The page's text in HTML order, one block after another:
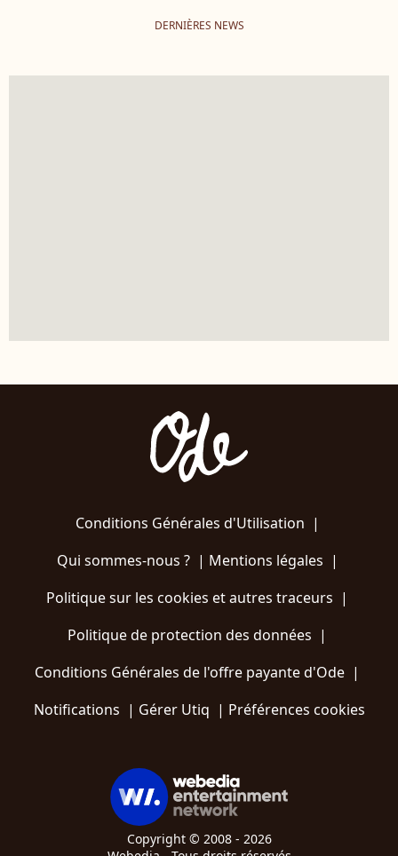
DERNIÈRES NEWS
Conditions Générales d'Utilisation |
Qui sommes-nous ?| Mentions légales |
Politique sur les cookies et autres traceurs |
Politique de protection des données |
Conditions Générales de l'offre payante d'Ode |
Notifications | Gérer Utiq | Préférences cookies
Copyright © 2008 - 2026